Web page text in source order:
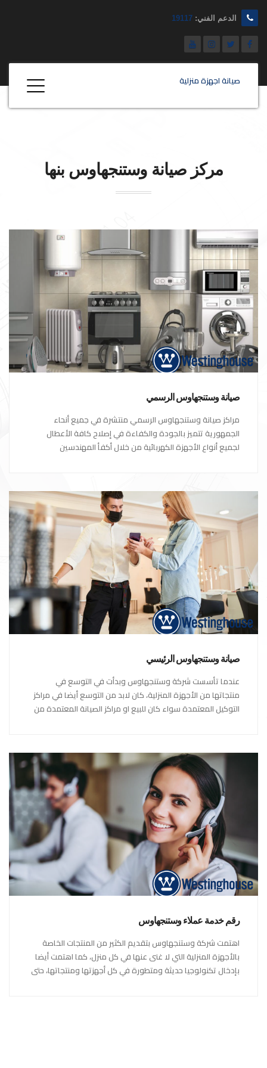
الدعم الفني: 19117
صيانة اجهزة منزلية
مركز صيانة وستنجهاوس بنها
صيانة وستنجهاوس الرسمي
مراكز صيانة وستنجهاوس الرسمي منتشرة في جميع أنحاء
الجمهورية تتميز بالجودة والكفاءة في إصلاح كافة الأعطال
لجميع أنواع الأجهزة الكهربائية من خلال أكفأ المهندسين
صيانة وستنجهاوس الرئيسي
عندما تأسست شركة وستنجهاوس وبدأت في التوسع في
منتجاتها من الأجهزة المنزلية، كان لابد من التوسع أيضا في مراكز
التوكيل المعتمدة سواء كان للبيع او مراكز الصيانة المعتمدة من
رقم خدمة عملاء وستنجهاوس
اهتمت شركة وستنجهاوس بتقديم الكثير من المنتجات الخاصة
بالأجهزة المنزلية التي لا غنى عنها في كل منزل، كما اهتمت أيضا
بإدخال تكنولوجيا حديثة ومتطورة في كل أجهزتها ومنتجاتها، حتى